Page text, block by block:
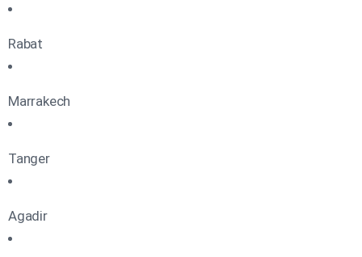
Rabat
Marrakech
Tanger
Agadir